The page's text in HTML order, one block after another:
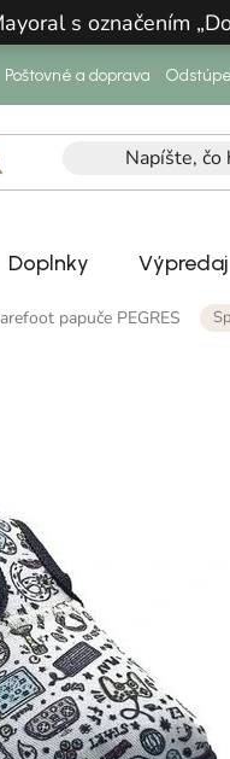
s označením
Poštovné a doprava
Doplnky Výpredaj
papuče PEGRES